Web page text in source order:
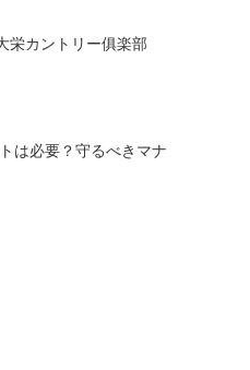
栄カントリー俱楽部
は必要？守るべきマナ